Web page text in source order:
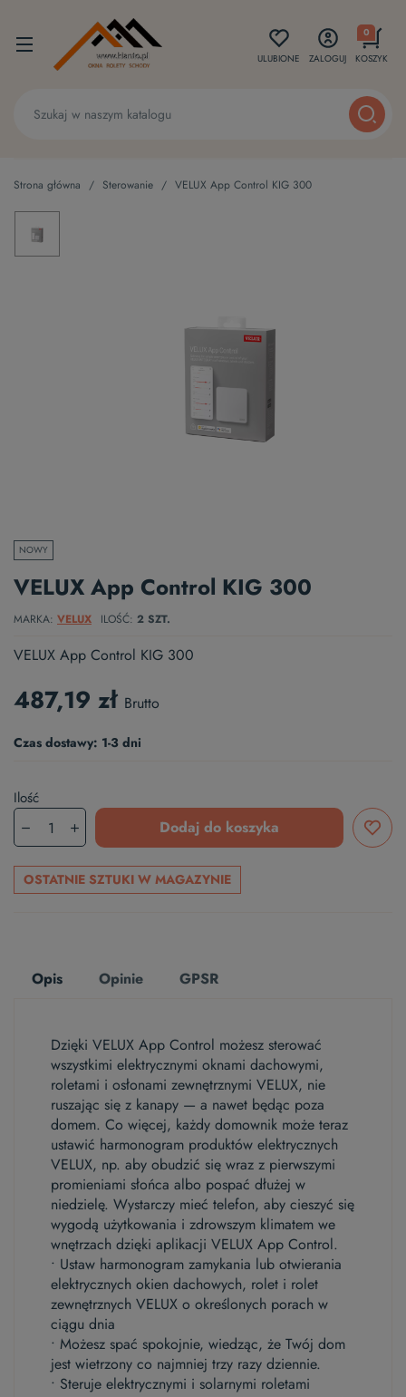
ULUBIONE ZALOGUJ KOSZYK
0
Strona główna Sterowanie VELUX App Control KIG 300
NOWY
VELUX App Control KIG 300
MARKA VELUX ILOŚĆ 2 SZT.
VELUX App Control KIG 300
487,19 zł Brutto
Czas dostawy: 1-3 dni
Ilość
Dodaj do koszyka
OSTATNIE SZTUKI W MAGAZYNIE
Opis Opinie GPSR
Dzięki VELUX App Control możesz sterować
wszystkimi elektrycznymi oknami dachowymi,
roletami i osłonami zewnętrznymi VELUX, nie
ruszając się z kanapy — a nawet będąc poza
domem. Co więcej, każdy domownik może teraz
ustawić harmonogram produktów elektrycznych
VELUX, np. aby obudzić się wraz z pierwszymi
promieniami słońca albo pospać dłużej w
niedzielę. Wystarczy mieć telefon, aby cieszyć się
wygodą użytkowania i zdrowszym klimatem we
wnętrzach dzięki aplikacji VELUX App Control.
• Ustaw harmonogram zamykania lub otwierania
elektrycznych okien dachowych, rolet i rolet
zewnętrznych VELUX o określonych porach w
ciągu dnia
• Możesz spać spokojnie, wiedząc, że Twój dom
jest wietrzony co najmniej trzy razy dziennie.
• Steruje elektrycznymi i solarnymi roletami